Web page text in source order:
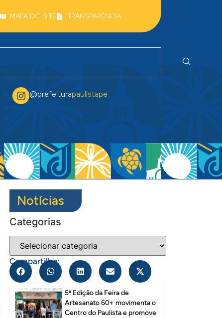
MAPA DO SITE TRANSPARÊNCIA
@prefeiturapaulistape
Notícias
Categorias
Compartilhe:
5ª Edição da Feira de
Artesanato 60+ movimenta o
Centro do Paulista e promove